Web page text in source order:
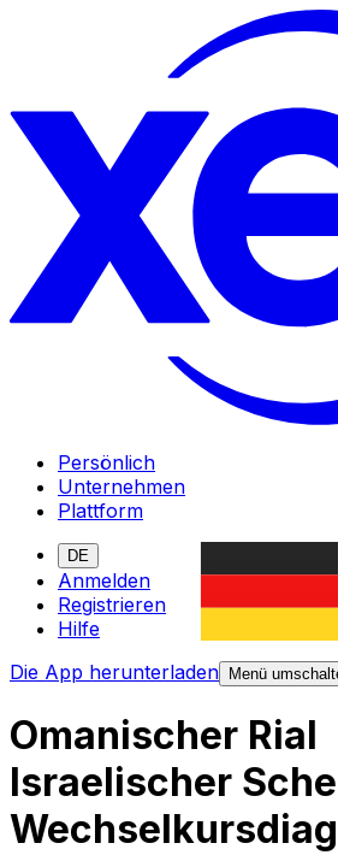
Persönlich
Unternehmen
Plattform
DE
Anmelden
Registrieren
Hilfe
Die App herunterladen
Menü
Omanischer Rial
Israelischer